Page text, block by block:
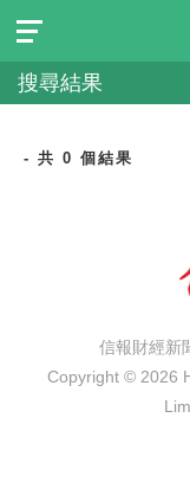
搜尋結果
- 共 0 個結果
信報財經新
Copyright © 2026